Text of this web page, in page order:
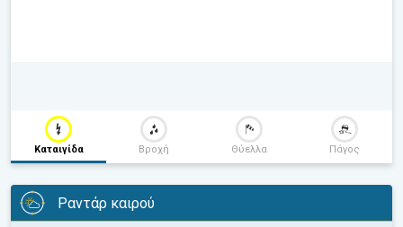
Καταιγίδα Βροχή Θύελλα Πάγος
Ραντάρ καιρού